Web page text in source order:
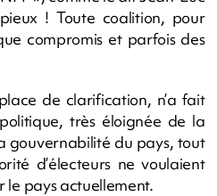
! Toute coalition, pour
compromis et parfois des
de clarification, n’a fait
très éloignée de la
gouvernabilité du pays, tout
d’électeurs ne voulaient
le pays actuellement.